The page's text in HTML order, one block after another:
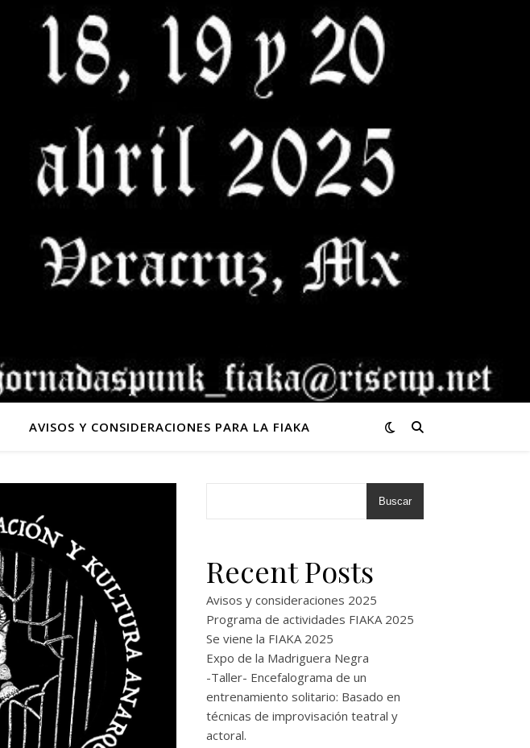
AVISOS Y CONSIDERACIONES PARA LA FIAKA
Buscar
Recent Posts
Avisos y consideraciones 2025
Programa de actividades FIAKA 2025
Se viene la FIAKA 2025
Expo de la Madriguera Negra
-Taller- Encefalograma de un
entrenamiento solitario: Basado en
técnicas de improvisación teatral y
actoral.